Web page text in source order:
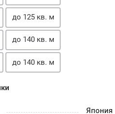
до 125 кв. м
до 140 кв. м
до 140 кв. м
Япония